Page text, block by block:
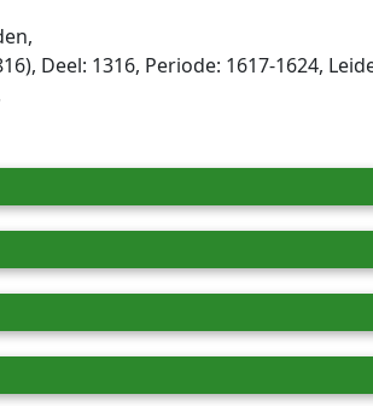
Deel: 1316, Periode: 1617-1624,